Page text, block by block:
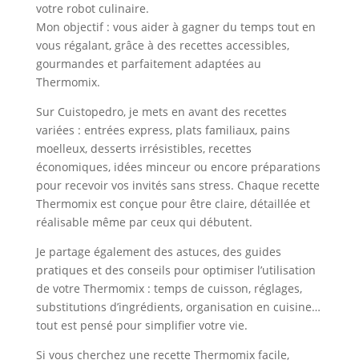
votre robot culinaire.
Mon objectif : vous aider à gagner du temps tout en
vous régalant, grâce à des recettes accessibles,
gourmandes et parfaitement adaptées au
Thermomix.
Sur Cuistopedro, je mets en avant des recettes
variées : entrées express, plats familiaux, pains
moelleux, desserts irrésistibles, recettes
économiques, idées minceur ou encore préparations
pour recevoir vos invités sans stress. Chaque recette
Thermomix est conçue pour être claire, détaillée et
réalisable même par ceux qui débutent.
Je partage également des astuces, des guides
pratiques et des conseils pour optimiser l’utilisation
de votre Thermomix : temps de cuisson, réglages,
substitutions d’ingrédients, organisation en cuisine…
tout est pensé pour simplifier votre vie.
Si vous cherchez une recette Thermomix facile,